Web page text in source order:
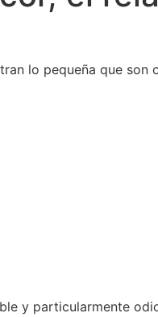
lo pequeña que son
y particularmente